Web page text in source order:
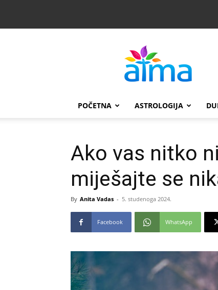
POČETNA ASTROLOGIJA
Ako vas nitko
miješajte se
By Anita Vadas - 5. studenoga 2024.
Facebook WhatsApp